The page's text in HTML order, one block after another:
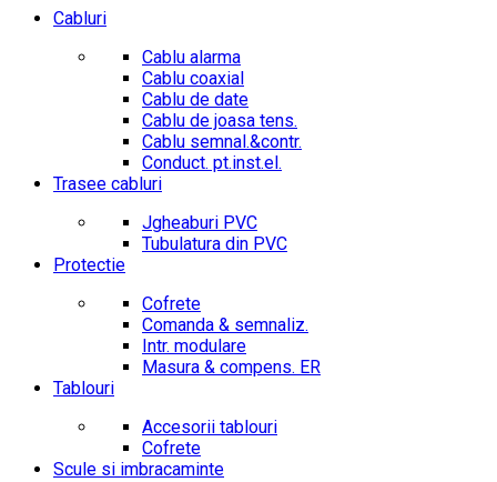
Cabluri
Cablu alarma
Cablu coaxial
Cablu de date
Cablu de joasa tens.
Cablu semnal.&contr.
Conduct. pt.inst.el.
Trasee cabluri
Jgheaburi PVC
Tubulatura din PVC
Protectie
Cofrete
Comanda & semnaliz.
Intr. modulare
Masura & compens. ER
Tablouri
Accesorii tablouri
Cofrete
Scule si imbracaminte